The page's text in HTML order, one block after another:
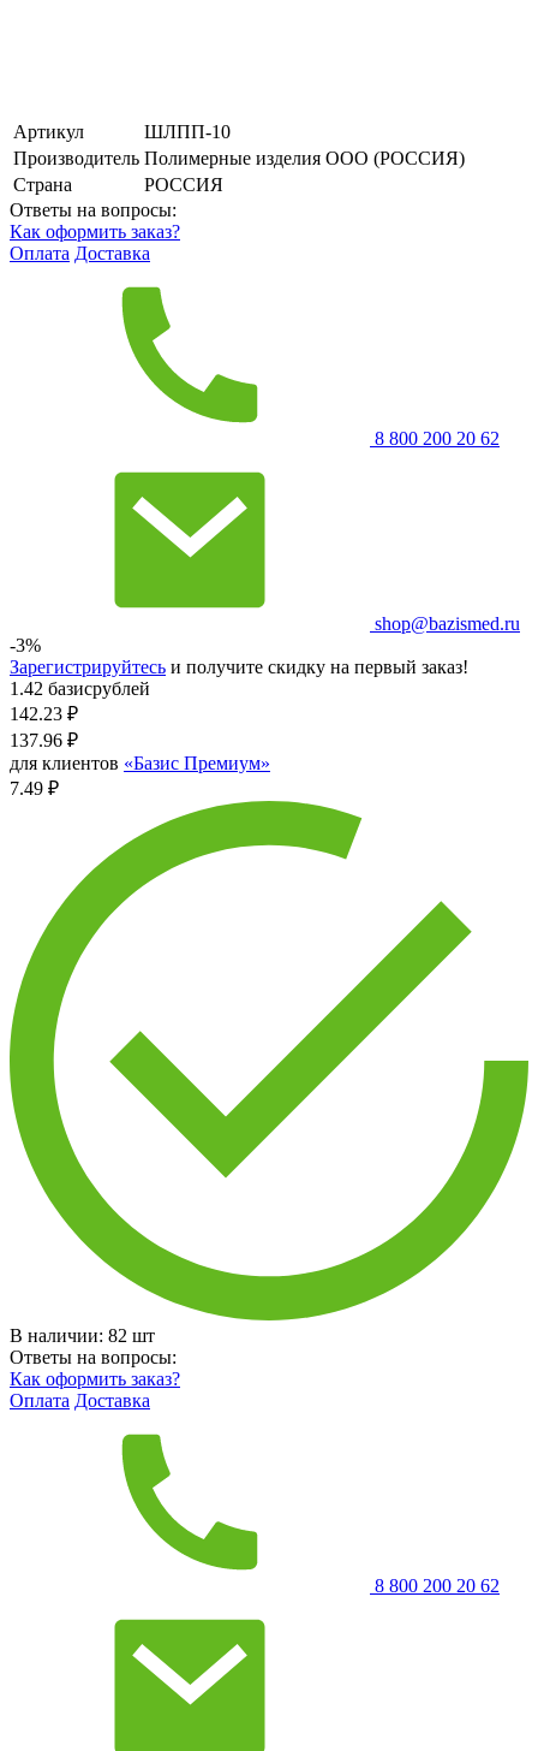
Артикул
ШЛПП-10
Производитель Полимерные изделия OOO (РОССИЯ)
Страна
РОССИЯ
Ответы на вопросы:
Как оформить заказ?
Оплата Доставка
8 800 200 20 62
shop@bazismed.ru
-3%
Зарегистрируйтесь и получите скидку на первый заказ!
1.42 базисрублей
142.23 ₽
137.96 ₽
для клиентов «Базис Премиум»
7.49 ₽
В наличии: 82 шт
Ответы на вопросы:
Как оформить заказ?
Оплата Доставка
8 800 200 20 62